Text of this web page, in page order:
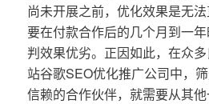
尚未开展之前，优化效果是无
要在付款合作后的几个月到一
判效果优劣。正因如此，在众
站谷歌SEO优化推广公司中，
信赖的合作伙伴，就需要从其